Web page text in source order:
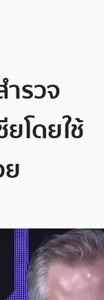
รวจ
ยโดยใช้